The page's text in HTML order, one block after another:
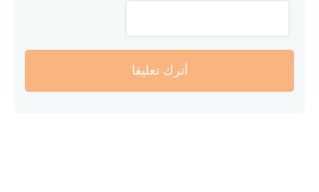
أترك تعليقا